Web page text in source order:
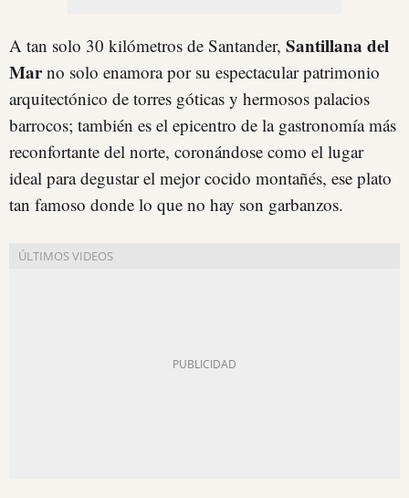
A tan solo 30 kilómetros de Santander, Santillana del
Marno solo enamora por su espectacular patrimonio
arquitectónico de torres góticas y hermosos palacios
barrocos; también es el epicentro de la gastronomía más
reconfortante del norte, coronándose como el lugar
ideal para degustar el mejor cocido montañés, ese plato
tan famoso donde lo que no hay son garbanzos.